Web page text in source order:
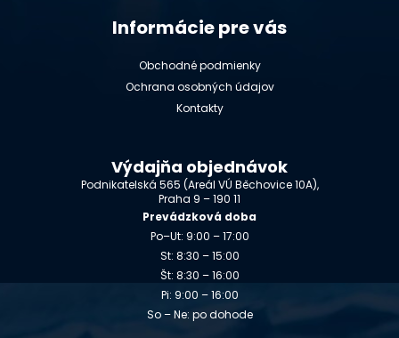
Informácie pre vás
Obchodné podmienky
Ochrana osobných údajov
Kontakty
Výdajňa objednávok
Podnikatelská 565 (Areál VÚ Běchovice 10A),
Praha 9 – 190 11
Prevádzková doba
Po–Ut: 9:00 – 17:00
St: 8:30 – 15:00
Št: 8:30 – 16:00
Pi: 9:00 – 16:00
So – Ne: po dohode